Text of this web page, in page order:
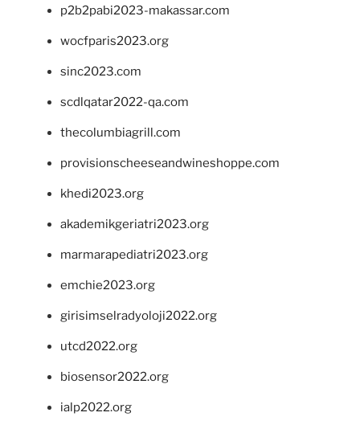
p2b2pabi2023-makassar.com
wocfparis2023.org
sinc2023.com
scdlqatar2022-qa.com
thecolumbiagrill.com
provisionscheeseandwineshoppe.com
khedi2023.org
akademikgeriatri2023.org
marmarapediatri2023.org
emchie2023.org
girisimselradyoloji2022.org
utcd2022.org
biosensor2022.org
ialp2022.org